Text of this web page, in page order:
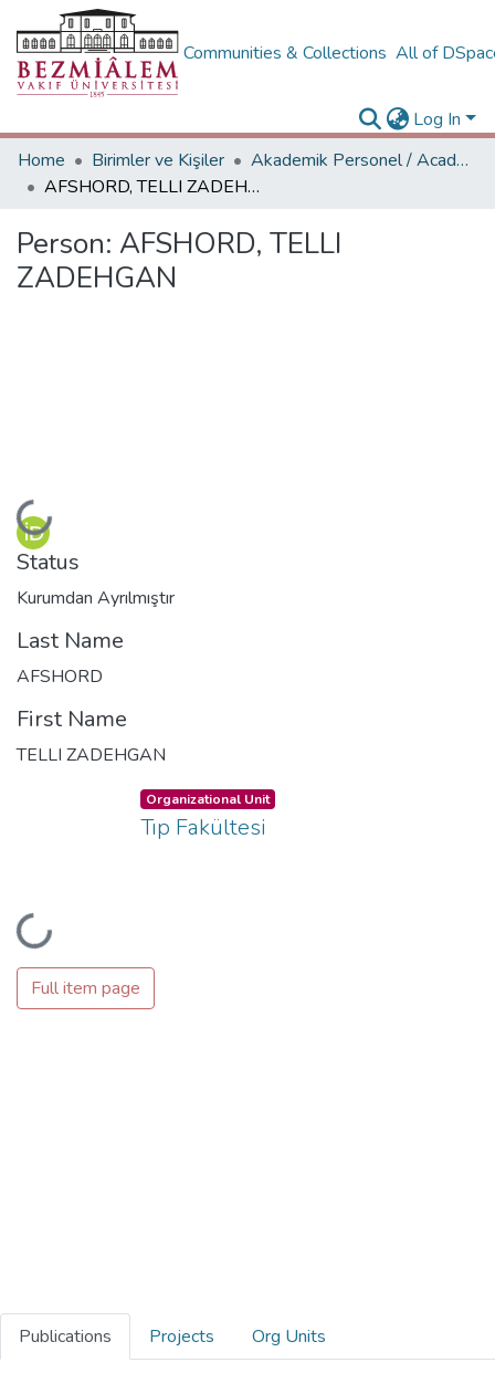
Communities & Collections All of
Log In
Home
Birimler ve Kişiler
Akademik Personel / Academic People
AFSHORD, TELLI ZADEHGAN
Person: AFSHORD, TELLI
ZADEHGAN
Loading...
Status
Kurumdan Ayrılmıştır
Last Name
AFSHORD
First Name
TELLI ZADEHGAN
Loading...
Organizational Unit
Tıp Fakültesi
Full item page
Publications Projects Org Units